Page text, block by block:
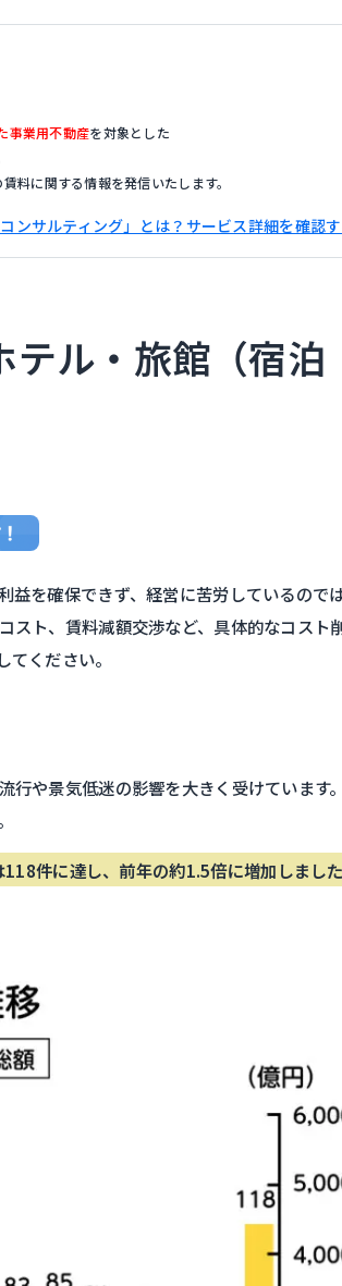
事業用不動産を対象とした
料に関する情報を発信いたします。
コンサルティング」とは？サービス詳細を確認
テル・旅館（宿泊
を確保できず、経営に苦労しているので
スト、賃料減額交渉など、具体的なコスト
ください。
行や景気低迷の影響を大きく受けています
件に達し、前年の約1.5倍に増加しまし